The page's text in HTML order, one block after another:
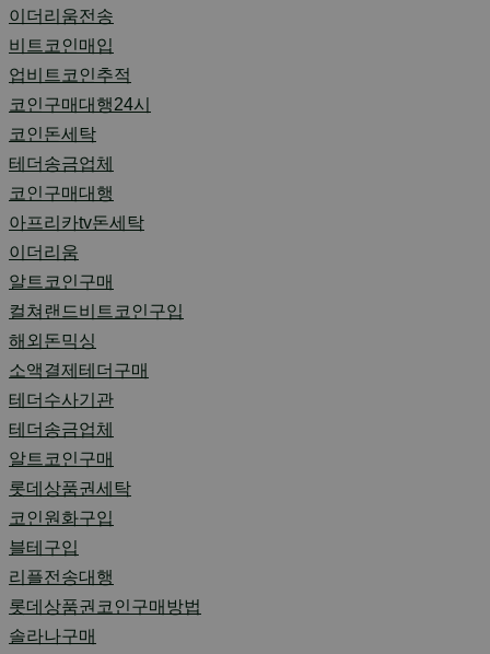
이더리움전송
비트코인매입
업비트코인추적
코인구매대행24시
코인돈세탁
테더송금업체
코인구매대행
아프리카tv돈세탁
이더리움
알트코인구매
컬쳐랜드비트코인구입
해외돈믹싱
소액결제테더구매
테더수사기관
테더송금업체
알트코인구매
롯데상품권세탁
코인원화구입
블테구입
리플전송대행
롯데상품권코인구매방법
솔라나구매